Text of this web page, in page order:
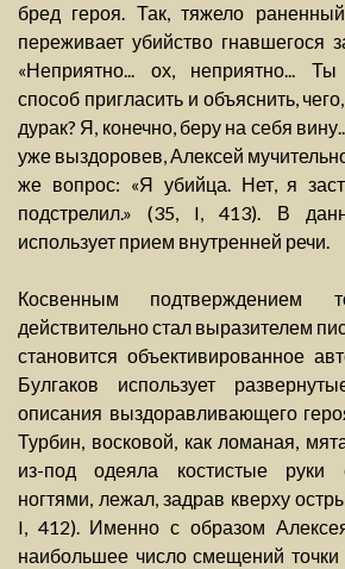
бред героя. Так, тяжело
переживает убийство гнавшегося
«Неприятно... ох, неприятно...
способ пригласить и объяснить,
дурак? Я, конечно, беру на себя
уже выздоровев, Алексей
же вопрос: «Я убийца. Нет, я
подстрелил.» (35, I, 413). В
использует прием внутренней речи.
Косвенным подтверждением
действительно стал выразителем
становится объективированное
Булгаков использует
описания выздоравливающего
Турбин, восковой, как ломаная,
из-под одеяла костистые руки
ногтями, лежал, задрав кверху
I, 412). Именно с образом
наибольшее число смещений точки